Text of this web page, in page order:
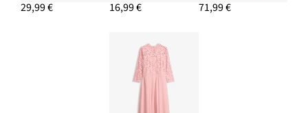
29,99 € 16,99 € 71,99 €